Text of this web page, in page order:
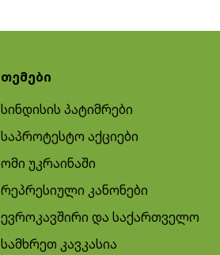
თემები
სინდისის პატიმრები
საპროტესტო აქციები
ომი უკრაინაში
რეპრესიული კანონები
ევროკავშირი და საქართველო
სამხრეთ კავკასია